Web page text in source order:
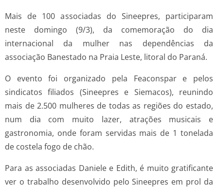
Mais de 100 associadas do Sineepres, participaram
neste domingo (9/3), da comemoração do dia
internacional da mulher nas dependências da
associação Banestado na Praia Leste, litoral do Paraná.
O evento foi organizado pela Feaconspar e pelos
sindicatos filiados (Sineepres e Siemacos), reunindo
mais de 2.500 mulheres de todas as regiões do estado,
num dia com muito lazer, atrações musicais e
gastronomia, onde foram servidas mais de 1 tonelada
de costela fogo de chão.
Para as associadas Daniele e Edith, é muito gratificante
ver o trabalho desenvolvido pelo Sineepres em prol da